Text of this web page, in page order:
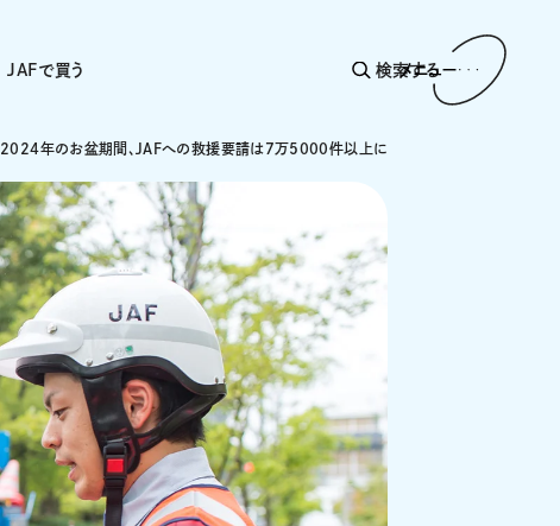
JAFで買う 検索する
メニュー
2024年のお盆期間、JAFへの救援要請は7万5000件以上に